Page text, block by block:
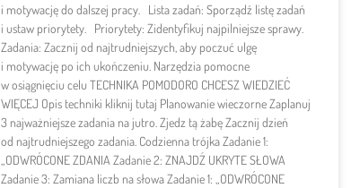
i motywację do dalszej pracy. Lista zadań: Sporządź listę zadań
i ustaw priorytety. Priorytety: Zidentyfikuj najpilniejsze sprawy.
Zadania: Zacznij od najtrudniejszych, aby poczuć ulgę
i motywację po ich ukończeniu. Narzędzia pomocne
w osiągnięciu celu TECHNIKA POMODORO CHCESZ WIEDZIEĆ
WIĘCEJ Opis techniki kliknij tutaj Planowanie wieczorne Zaplanuj
3 najważniejsze zadania na jutro. Zjedz tą żabę Zacznij dzień
od najtrudniejszego zadania. Codzienna trójka Zadanie 1:
„ODWRÓCONE ZDANIA Zadanie 2: ZNAJDŹ UKRYTE SŁOWA
Zadanie 3: Zamiana liczb na słowa Zadanie 1: „ODWRÓCONE